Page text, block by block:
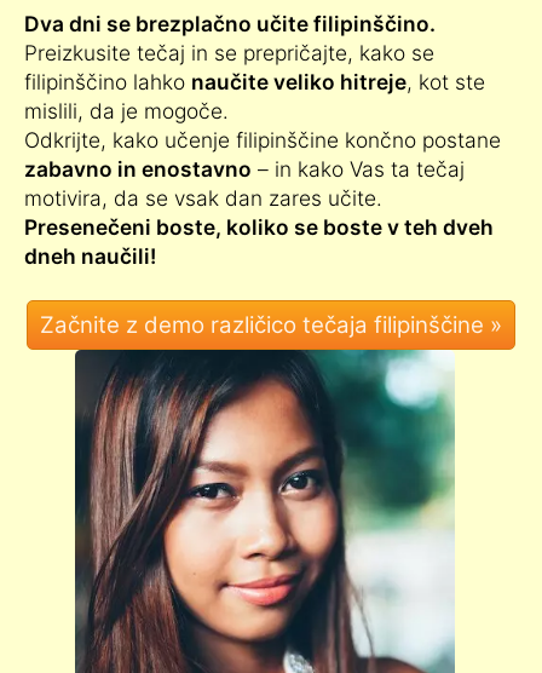
Dva dni se brezplačno učite filipinščino.
Preizkusite tečaj in se prepričajte, kako se
filipinščino lahko naučite veliko hitreje, kot ste
mislili, da je mogoče.
Odkrijte, kako učenje filipinščine končno postane
zabavno in enostavno – in kako Vas ta tečaj
motivira, da se vsak dan zares učite.
Presenečeni boste, koliko se boste v teh dveh
dneh naučili!